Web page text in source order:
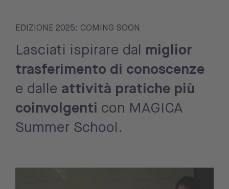
EDIZIONE 2025: COMING SOON
Lasciati ispirare dal miglior
trasferimento di conoscenze
e dalle attività pratiche più
coinvolgenti con MAGICA
Summer School.